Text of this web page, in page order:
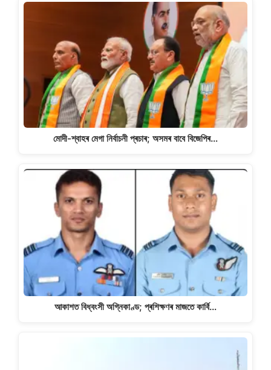
মোদী-শ্বাহৰ মেগা নিৰ্বাচনী প্ৰচাৰ; অসমৰ বাবে বিজেপিৰ…
আকাশত বিধ্বংসী অগ্নিকাণ্ড; প্ৰশিক্ষণৰ মাজতে কাৰ্বি…